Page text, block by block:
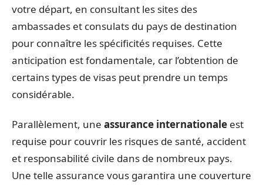
votre départ, en consultant les sites des
ambassades et consulats du pays de destination
pour connaître les spécificités requises. Cette
anticipation est fondamentale, car l’obtention de
certains types de visas peut prendre un temps
considérable.
Parallèlement, une assurance internationale est
requise pour couvrir les risques de santé, accident
et responsabilité civile dans de nombreux pays.
Une telle assurance vous garantira une couverture